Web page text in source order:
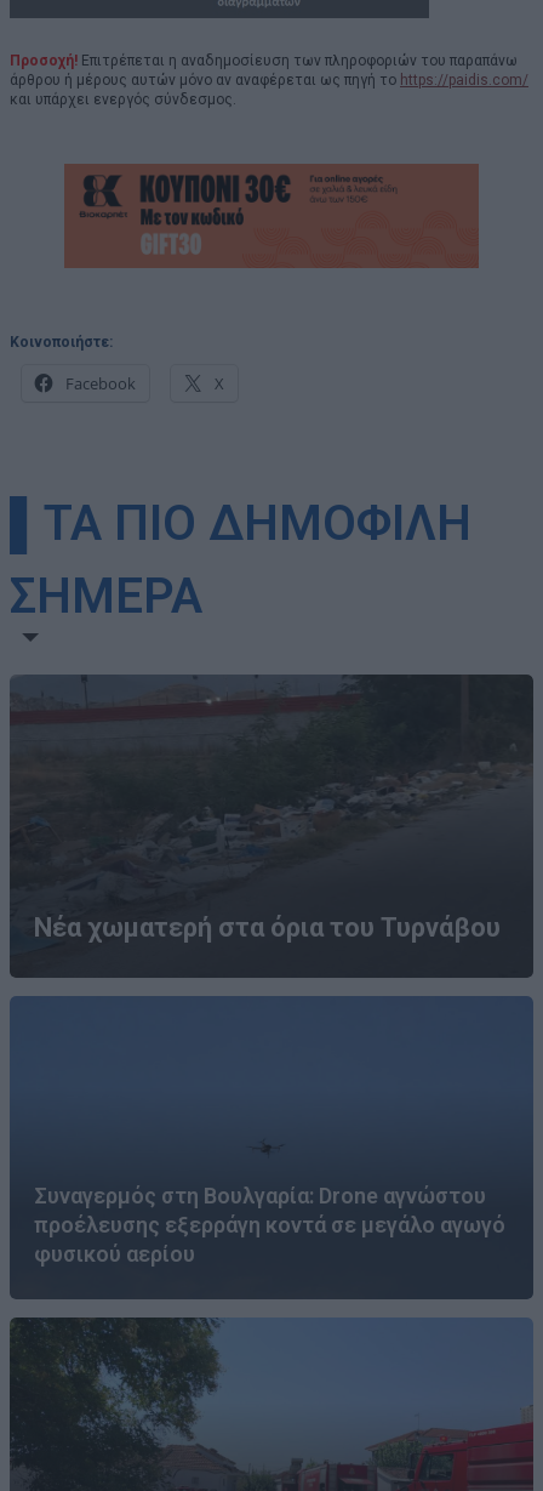
Προσοχή! Επιτρέπεται η αναδημοσίευση των πληροφοριών του παραπάνω
άρθρου ή μέρους αυτών μόνο αν αναφέρεται ως πηγή το https://paidis.com/
και υπάρχει ενεργός σύνδεσμος.
Κοινοποιήστε:
Facebook X
▌ΤΑ ΠΙΟ ΔΗΜΟΦΙΛΗ
ΣΗΜΕΡΑ
Νέα χωματερή στα όρια του Τυρνάβου
Συναγερμός στη Βουλγαρία: Drone αγνώστου
προέλευσης εξερράγη κοντά σε μεγάλο αγωγό
φυσικού αερίου